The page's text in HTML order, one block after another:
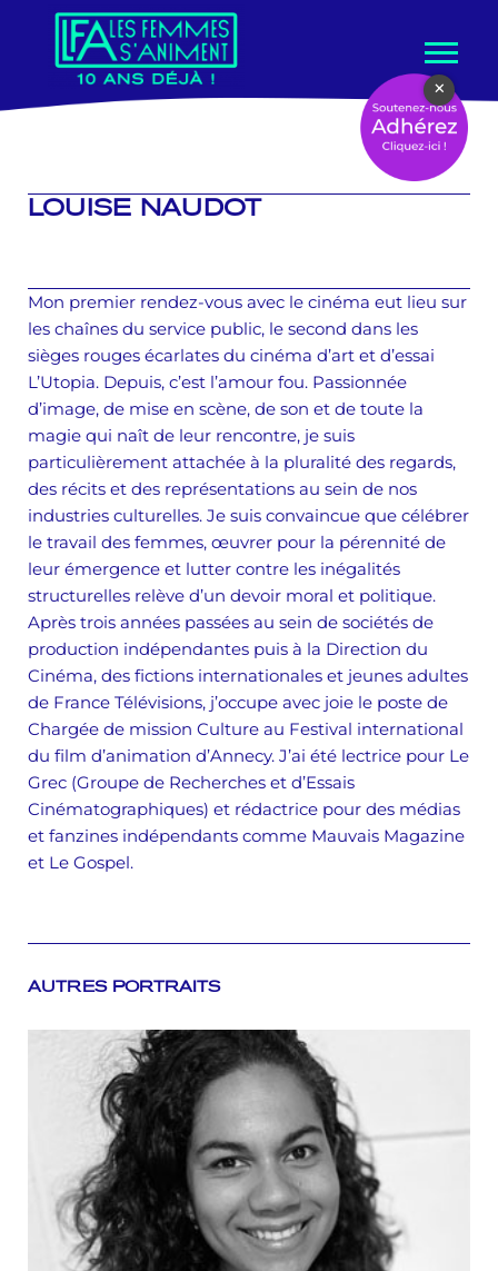
contenu
LOUISE NAUDOT
Mon premier rendez-vous avec le cinéma eut lieu sur
les chaînes du service public, le second dans les
sièges rouges écarlates du cinéma d’art et d’essai
L’Utopia. Depuis, c’est l’amour fou. Passionnée
d’image, de mise en scène, de son et de toute la
magie qui naît de leur rencontre, je suis
particulièrement attachée à la pluralité des regards,
des récits et des représentations au sein de nos
industries culturelles. Je suis convaincue que célébrer
le travail des femmes, œuvrer pour la pérennité de
leur émergence et lutter contre les inégalités
structurelles relève d’un devoir moral et politique.
Après trois années passées au sein de sociétés de
production indépendantes puis à la Direction du
Cinéma, des fictions internationales et jeunes adultes
de France Télévisions, j’occupe avec joie le poste de
Chargée de mission Culture au Festival international
du film d’animation d’Annecy. J’ai été lectrice pour Le
Grec (Groupe de Recherches et d’Essais
Cinématographiques) et rédactrice pour des médias
et fanzines indépendants comme Mauvais Magazine
et Le Gospel.
AUTRES PORTRAITS
×